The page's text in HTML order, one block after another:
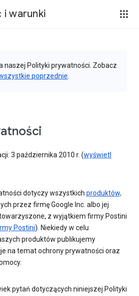
i warunki
naszej Polityki prywatności. Zobacz
poprzednie
3 października 2010 r. (wyświetl
dotyczy wszystkich produktów,
przez firmę Google Inc. albo jej
z wyjątkiem firmy Postini
Postini). Niekiedy w celu
produktów publikujemy
na temat ochrony prywatności oraz
pytań dotyczących niniejszej Polityki